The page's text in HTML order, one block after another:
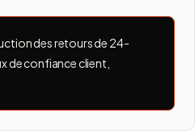
des retours de 24-
de confiance client,